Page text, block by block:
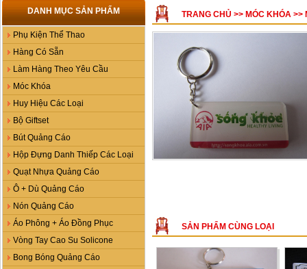
DANH MỤC SẢN PHẨM
Phụ Kiện Thể Thao
Hàng Có Sẵn
Làm Hàng Theo Yêu Cầu
Móc Khóa
Huy Hiệu Các Loại
Bộ Giftset
Bút Quảng Cáo
Hộp Đựng Danh Thiếp Các Loại
Quạt Nhựa Quảng Cáo
Ô + Dù Quảng Cáo
Nón Quảng Cáo
Áo Phông + Áo Đồng Phục
Vòng Tay Cao Su Solicone
Bong Bóng Quảng Cáo
TRANG CHỦ >> MÓC KHÓA >>
SẢN PHẨM CÙNG LOẠI